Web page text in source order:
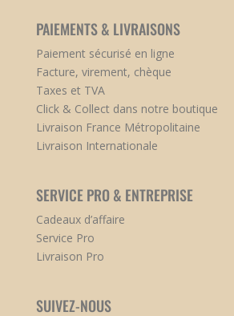
PAIEMENTS & LIVRAISONS
Paiement sécurisé en ligne
Facture, virement, chèque
Taxes et TVA
Click & Collect dans notre boutique
Livraison France Métropolitaine
Livraison Internationale
SERVICE PRO & ENTREPRISE
Cadeaux d’affaire
Service Pro
Livraison Pro
SUIVEZ-NOUS